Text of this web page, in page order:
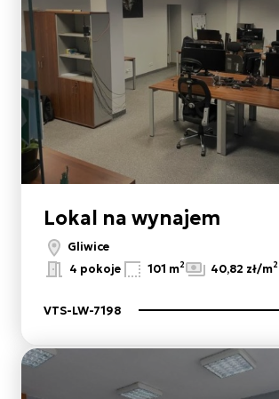
Lokal na wynajem
Gliwice
4 pokoje 101 m2 40,82 zł/m2
VTS-LW-7198